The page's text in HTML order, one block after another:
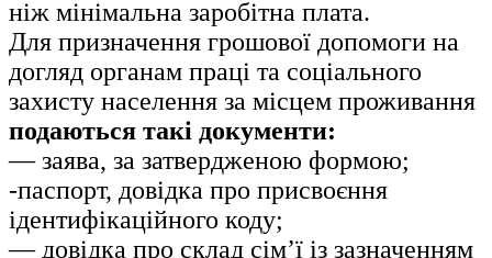
ніж мінімальна заробітна плата.
Для призначення грошової допомоги на
догляд органам праці та соціального
захисту населення за місцем проживання
подаються такі документи:
— заява, за затвердженою формою;
-паспорт, довідка про присвоєння
ідентифікаційного коду;
— довідка про склад сім’ї із зазначенням